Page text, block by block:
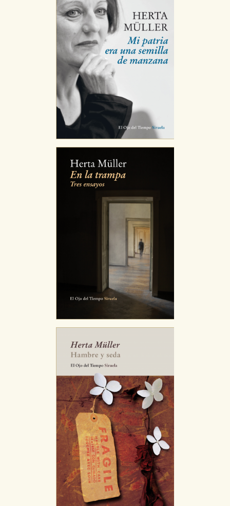
CONFIGURACIÓN DE COOKIES
HABILITAR TODO RECHAZAR TODO
Cookies necesarias